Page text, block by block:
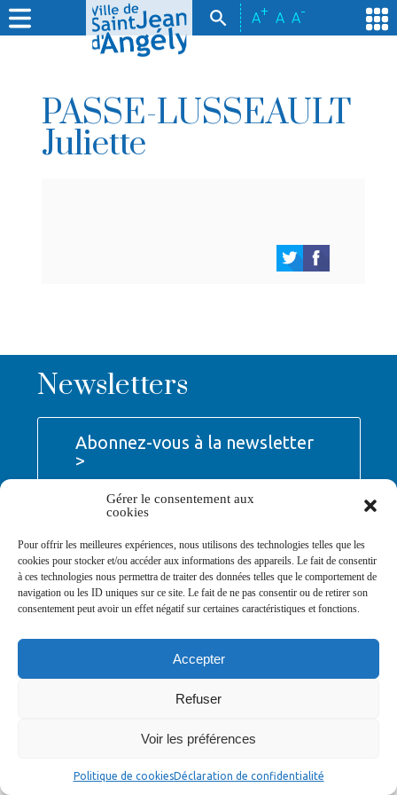
Gérer le consentement aux
cookies
Pour offrir les meilleures expériences, nous utilisons des technologies telles que les
cookies pour stocker et/ou accéder aux informations des appareils. Le fait de consentir
à ces technologies nous permettra de traiter des données telles que le comportement de
navigation ou les ID uniques sur ce site. Le fait de ne pas consentir ou de retirer son
consentement peut avoir un effet négatif sur certaines caractéristiques et fonctions.
Accepter
Refuser
Voir les préférences
Politique de cookiesDéclaration de confidentialité
A+ A A-
PASSE-LUSSEAULT
Juliette
Newsletters
Abonnez-vous à la newsletter
>
© Ville de Saint-Jean-d'Angély 2026
Ma mairie
Découvrir la ville
Vivre ma ville
Services publics
Contact
Mentions légales
Plan du site
Données personnelles